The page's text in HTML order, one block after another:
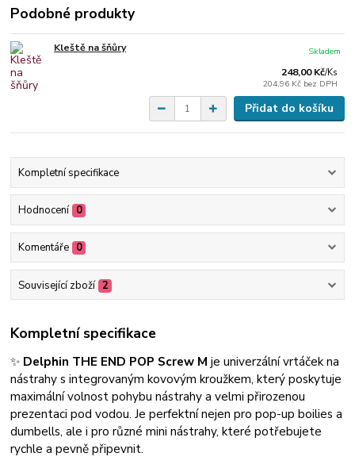
Podobné produkty
Kleště na šňůry
248,00 Kč/Ks
204,96 Kč bez DPH
Skladem
Přidat do košíku
Kompletní specifikace
Hodnocení 0
Komentáře 0
Související zboží 2
Kompletní specifikace
✨ Delphin THE END POP Screw M je univerzální vrtáček na
nástrahy s integrovaným kovovým kroužkem, který poskytuje
maximální volnost pohybu nástrahy a velmi přirozenou
prezentaci pod vodou. Je perfektní nejen pro pop-up boilies a
dumbells, ale i pro různé mini nástrahy, které potřebujete
rychle a pevně připevnit.